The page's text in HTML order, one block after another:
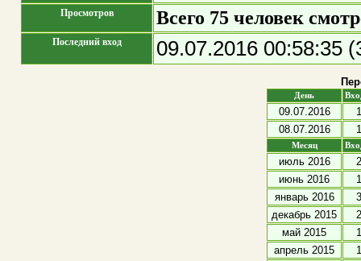
Просмотров Всего 75 человек
Последний вход 09.07.2016 00:58:35
День
09.07.2016
1
08.07.2016
1
Месяц
июль 2016
2
июнь 2016
1
январь 2016
3
декабрь 2015
2
май 2015
1
апрель 2015
1